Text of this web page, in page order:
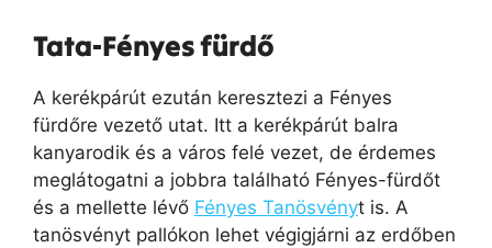
Tata-Fényes fürdő
A kerékpárút ezután keresztezi a Fényes
fürdőre vezető utat. Itt a kerékpárút balra
kanyarodik és a város felé vezet, de érdemes
meglátogatni a jobbra található Fényes-fürdőt
és a mellette lévő Fényes Tanösvényt is. A
tanösvényt pallókon lehet végigjárni az erdőben